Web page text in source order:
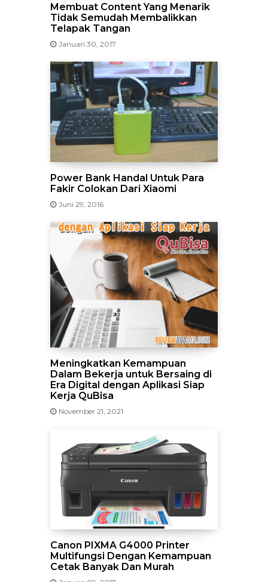
Membuat Content Yang Menarik
Tidak Semudah Membalikkan
Telapak Tangan
Januari 30, 2017
Power Bank Handal Untuk Para
Fakir Colokan Dari Xiaomi
Juni 29, 2016
Meningkatkan Kemampuan
Dalam Bekerja untuk Bersaing di
Era Digital dengan Aplikasi Siap
Kerja QuBisa
November 21, 2021
Canon PIXMA G4000 Printer
Multifungsi Dengan Kemampuan
Cetak Banyak Dan Murah